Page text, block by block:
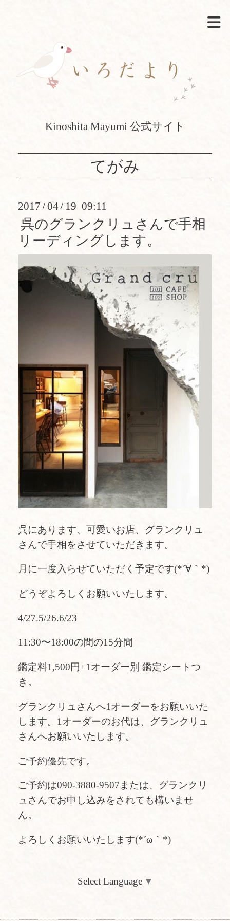
Kinoshita Mayumi 公式サイト
てがみ
2017 / 04 / 19 09:11
呉のグランクリュさんで手相
リーディングします。
呉にあります、可愛いお店、グランクリュ
さんで手相をさせていただきます。
月に一度入らせていただく予定です(*´∀｀*)
どうぞよろしくお願いいたします。
4/27.5/26.6/23
11:30〜18:00の間の15分間
鑑定料1,500円+1オーダー別 鑑定シートつ
き。
グランクリュさんへ1オーダーをお願いいた
します。1オーダーのお代は、グランクリュ
さんへお願いいたします。
ご予約優先です。
ご予約は090-3880-9507または、グランクリ
ュさんでお申し込みをされても構いませ
ん。
よろしくお願いいたします(*´ω｀*)
Select Language ▼